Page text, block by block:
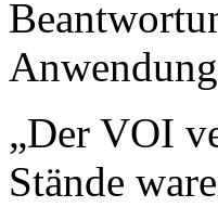
„Der VOI
Stände